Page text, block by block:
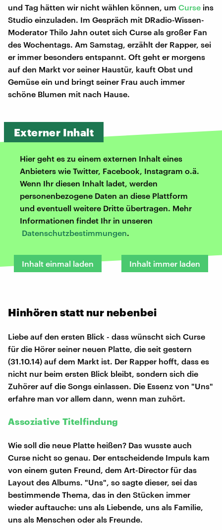
und Tag hätten wir nicht wählen können, um Curse ins
Studio einzuladen. Im Gespräch mit DRadio-Wissen-
Moderator Thilo Jahn outet sich Curse als großer Fan
des Wochentags. Am Samstag, erzählt der Rapper, sei
er immer besonders entspannt. Oft geht er morgens
auf den Markt vor seiner Haustür, kauft Obst und
Gemüse ein und bringt seiner Frau auch immer
schöne Blumen mit nach Hause.
Externer Inhalt
Hier geht es zu einem externen Inhalt eines
Anbieters wie Twitter, Facebook, Instagram o.ä.
Wenn Ihr diesen Inhalt ladet, werden
personenbezogene Daten an diese Plattform
und eventuell weitere Dritte übertragen. Mehr
Informationen findet Ihr in unseren
Datenschutzbestimmungen.
Inhalt einmal laden Inhalt immer laden
Hinhören statt nur nebenbei
Liebe auf den ersten Blick - dass wünscht sich Curse
für die Hörer seiner neuen Platte, die seit gestern
(31.10.14) auf dem Markt ist. Der Rapper hofft, dass es
nicht nur beim ersten Blick bleibt, sondern sich die
Zuhörer auf die Songs einlassen. Die Essenz von "Uns"
erfahre man vor allem dann, wenn man zuhört.
Assoziative Titelfindung
Wie soll die neue Platte heißen? Das wusste auch
Curse nicht so genau. Der entscheidende Impuls kam
von einem guten Freund, dem Art-Director für das
Layout des Albums. "Uns", so sagte dieser, sei das
bestimmende Thema, das in den Stücken immer
wieder auftauche: uns als Liebende, uns als Familie,
uns als Menschen oder als Freunde.